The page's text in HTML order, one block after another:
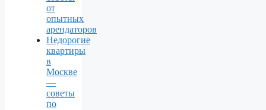
от
опытных
арендаторов
Недорогие
квартиры
в
Москве
—
советы
по